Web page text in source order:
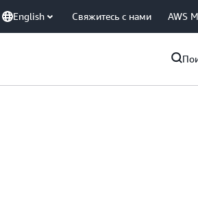
English Свяжитесь с нами AWS